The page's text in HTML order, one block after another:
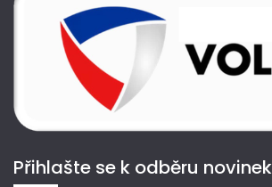
Přihlašte se k odběru novinek